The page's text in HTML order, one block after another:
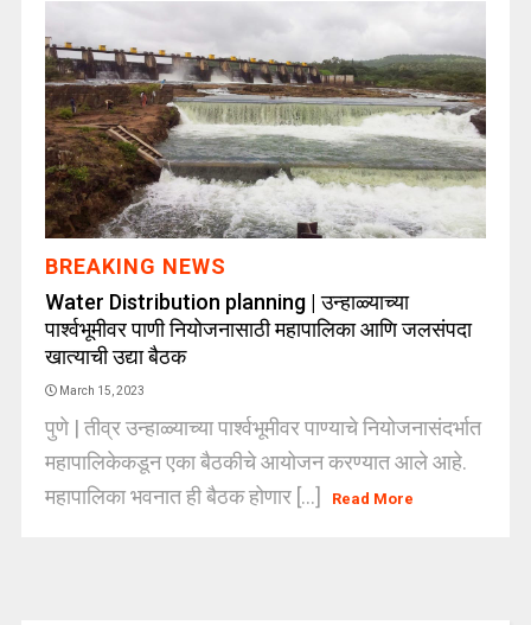
BREAKING NEWS
Water Distribution planning | उन्हाळ्याच्या
पार्श्वभूमीवर पाणी नियोजनासाठी महापालिका आणि जलसंपदा
खात्याची उद्या बैठक
March 15, 2023
पुणे | तीव्र उन्हाळ्याच्या पार्श्वभूमीवर पाण्याचे नियोजनासंदर्भात
महापालिकेकडून एका बैठकीचे आयोजन करण्यात आले आहे.
महापालिका भवनात ही बैठक होणार [...]
Read More